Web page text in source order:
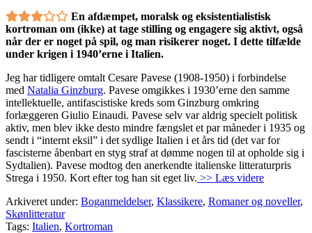
En afdæmpet, moralsk og eksistentialistisk
kortroman om (ikke) at tage stilling og engagere sig aktivt, også
når der er noget på spil, og man risikerer noget. I dette tilfælde
under krigen i 1940’erne i Italien.
Jeg har tidligere omtalt Cesare Pavese (1908-1950) i forbindelse
med Natalia Ginzburg. Pavese omgikkes i 1930’erne den samme
intellektuelle, antifascistiske kreds som Ginzburg omkring
forlæggeren Giulio Einaudi. Pavese selv var aldrig specielt politisk
aktiv, men blev ikke desto mindre fængslet et par måneder i 1935 og
sendt i “internt eksil” i det sydlige Italien i et års tid (det var for
fascisterne åbenbart en styg straf at dømme nogen til at opholde sig i
Sydtalien). Pavese modtog den anerkendte italienske litteraturpris
Strega i 1950. Kort efter tog han sit eget liv. >> Læs videre
Arkiveret under: Boganmeldelser, Klassikere, Romaner og noveller,
Skønlitteratur
Tags: Italien, Kortroman